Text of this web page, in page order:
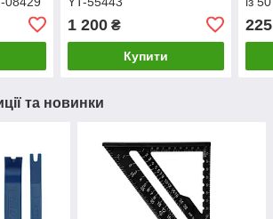
1 200₴
Купити
225
та новинки